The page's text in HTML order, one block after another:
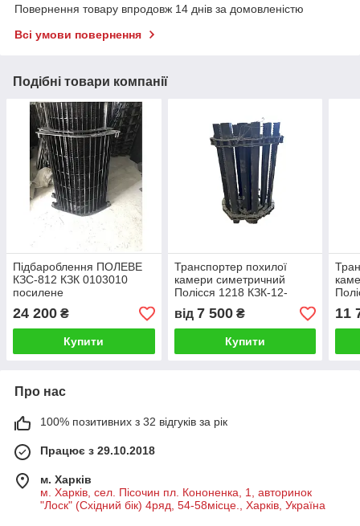
Повернення товару впродовж 14 днів за домовленістю
Всі умови повернення
Подібні товари компанії
Підбароблення ПОЛЕВЕ
КЗС-812 КЗК 0103010
посилене
24 200 ₴
Купити
Транспортер похилої
камери симетричний
Полісся 1218 КЗК-12-
1817000
від 7 500₴
Купити
11
Про нас
100% позитивних з 32 відгуків за рік
Працює з 29.10.2018
м. Харків
м. Харків, сел. Пісочин пл. Кононенка, 1, авторинок
"Лоск" (Східний бік) 4ряд, 54-58місце., Харків, Україна